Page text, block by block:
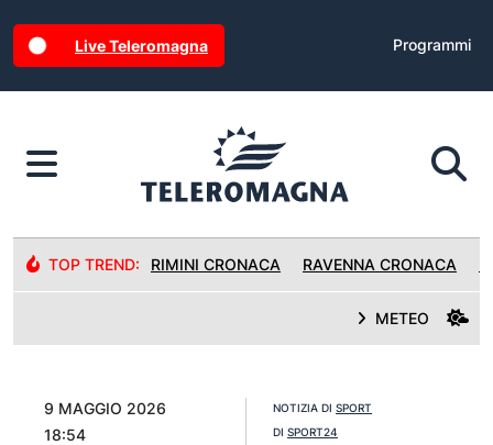
Live Teleromagna Programmi
TOP TREND: RIMINI CRONACA RAVENNA CRONACA
METEO
9 MAGGIO 2026
18:54
NOTIZIA DI SPORT
DI SPORT24